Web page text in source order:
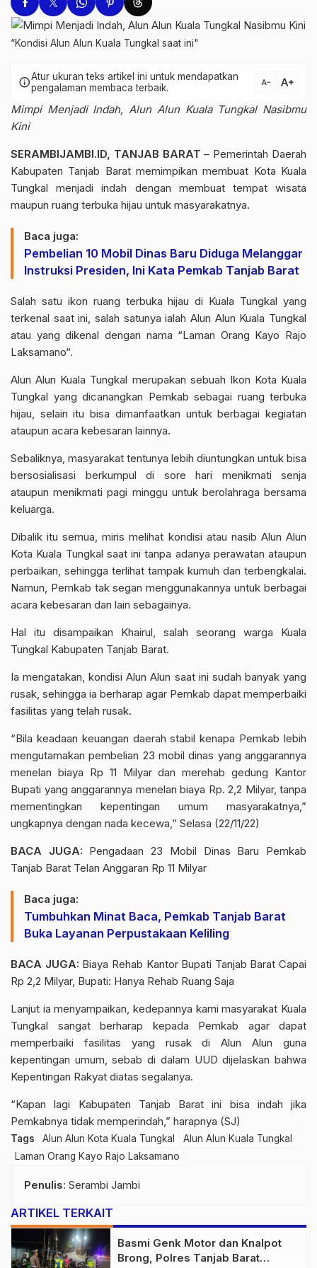
“Kondisi Alun Alun Kuala Tungkal saat ini"
infoAtur ukuran teks artikel ini untuk mendapatkan
pengalaman membaca terbaik.
text_decrease text_increase
Mimpi Menjadi Indah, Alun Alun Kuala Tungkal Nasibmu
Kini
SERAMBIJAMBI.ID, TANJAB BARAT – Pemerintah Daerah
Kabupaten Tanjab Barat memimpikan membuat Kota Kuala
Tungkal menjadi indah dengan membuat tempat wisata
maupun ruang terbuka hijau untuk masyarakatnya.
Baca juga:
Pembelian 10 Mobil Dinas Baru Diduga Melanggar
Instruksi Presiden, Ini Kata Pemkab Tanjab Barat
Salah satu ikon ruang terbuka hijau di Kuala Tungkal yang
terkenal saat ini, salah satunya ialah Alun Alun Kuala Tungkal
atau yang dikenal dengan nama “Laman Orang Kayo Rajo
Laksamano“.
Alun Alun Kuala Tungkal merupakan sebuah Ikon Kota Kuala
Tungkal yang dicanangkan Pemkab sebagai ruang terbuka
hijau, selain itu bisa dimanfaatkan untuk berbagai kegiatan
ataupun acara kebesaran lainnya.
Sebaliknya, masyarakat tentunya lebih diuntungkan untuk bisa
bersosialisasi berkumpul di sore hari menikmati senja
ataupun menikmati pagi minggu untuk berolahraga bersama
keluarga.
Dibalik itu semua, miris melihat kondisi atau nasib Alun Alun
Kota Kuala Tungkal saat ini tanpa adanya perawatan ataupun
perbaikan, sehingga terlihat tampak kumuh dan terbengkalai.
Namun, Pemkab tak segan menggunakannya untuk berbagai
acara kebesaran dan lain sebagainya.
Hal itu disampaikan Khairul, salah seorang warga Kuala
Tungkal Kabupaten Tanjab Barat.
Ia mengatakan, kondisi Alun Alun saat ini sudah banyak yang
rusak, sehingga ia berharap agar Pemkab dapat memperbaiki
fasilitas yang telah rusak.
“Bila keadaan keuangan daerah stabil kenapa Pemkab lebih
mengutamakan pembelian 23 mobil dinas yang anggarannya
menelan biaya Rp 11 Milyardan merehab gedung Kantor
Bupati yang anggarannya menelan biaya Rp. 2,2 Milyar, tanpa
mementingkan kepentingan umum masyarakatnya,”
ungkapnya dengan nada kecewa,” Selasa (22/11/22)
BACA JUGA: Pengadaan 23 Mobil Dinas Baru Pemkab
Tanjab Barat Telan Anggaran Rp 11 Milyar
Baca juga:
Tumbuhkan Minat Baca, Pemkab Tanjab Barat
Buka Layanan Perpustakaan Keliling
BACA JUGA: Biaya Rehab Kantor Bupati Tanjab Barat Capai
Rp 2,2 Milyar, Bupati: Hanya Rehab Ruang Saja
Lanjut ia menyampaikan, kedepannya kami masyarakat Kuala
Tungkal sangat berharap kepada Pemkab agar dapat
memperbaiki fasilitas yang rusak di Alun Alun guna
kepentingan umum, sebab di dalam UUD dijelaskan bahwa
Kepentingan Rakyat diatas segalanya.
“Kapan lagi Kabupaten Tanjab Barat ini bisa indah jika
Pemkabnya tidak memperindah,” harapnya (SJ)
Tags Alun Alun Kota Kuala Tungkal
Alun Alun Kuala Tungkal
Laman Orang Kayo Rajo Laksamano
Penulis: Serambi Jambi
ARTIKEL TERKAIT
Basmi Genk Motor dan Knalpot
Brong, Polres Tanjab Barat